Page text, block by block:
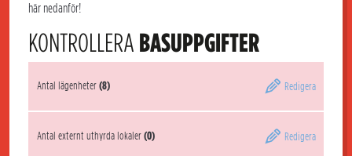
här nedanför!
KONTROLLERA BASUPPGIFTER
Antal lägenheter(8) Redigera
Antal externt uthyrda lokaler(0) Redigera